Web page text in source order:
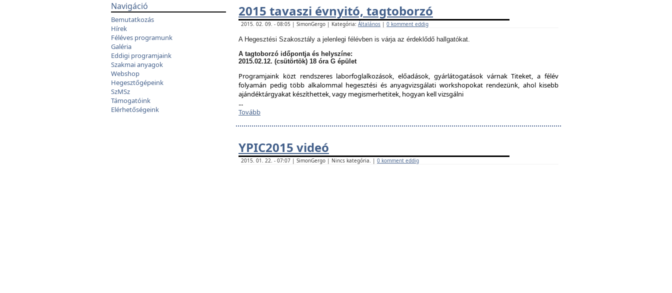
Navigáció
Bemutatkozás
Hírek
Féléves programunk
Galéria
Eddigi programjaink
Szakmai anyagok
Webshop
Hegesztőgépeink
SzMSz
Támogatóink
Elérhetőségeink
2015 tavaszi évnyitó, tagtoborzó
2015. 02. 09. - 08:05 | SimonGergo | Kategória: Általános | 0 komment eddig
A Hegesztési Szakosztály a jelenlegi félévben is várja az érdeklődő hallgatókat.
A tagtoborzó időpontja és helyszíne:
2015.02.12. (csütörtök) 18 óra G épület
Programjaink közt rendszeres laborfoglalkozások, előadások, gyárlátogatások várnak Titeket, a félév
folyamán pedig több alkalommal hegesztési és anyagvizsgálati workshopokat rendezünk, ahol kisebb
ajándéktárgyakat készíthettek, vagy megismerhetitek, hogyan kell vizsgálni
...
Tovább
YPIC2015 videó
2015. 01. 22. - 07:07 | SimonGergo | Nincs kategória. | 0 komment eddig